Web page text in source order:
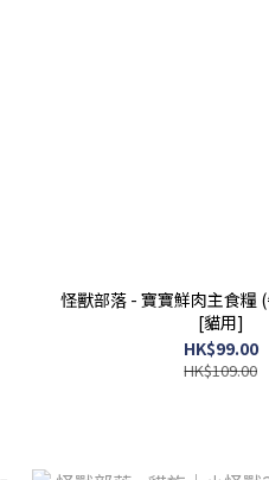
怪獸部落 - 寶寶鮮肉主食糧
[貓用]
HK$99.00
HK$109.00